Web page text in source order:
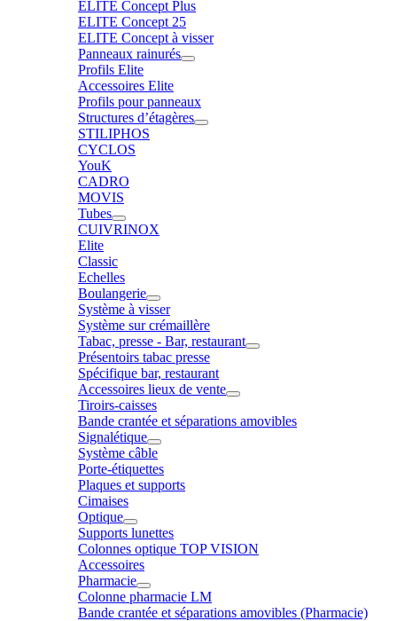
ELITE Concept Plus
ELITE Concept 25
ELITE Concept à visser
Panneaux rainurés
Profils Elite
Accessoires Elite
Profils pour panneaux
Structures d’étagères
STILIPHOS
CYCLOS
YouK
CADRO
MOVIS
Tubes
CUIVRINOX
Elite
Classic
Echelles
Boulangerie
Système à visser
Système sur crémaillère
Tabac, presse - Bar, restaurant
Présentoirs tabac presse
Spécifique bar, restaurant
Accessoires lieux de vente
Tiroirs-caisses
Bande crantée et séparations amovibles
Signalétique
Système câble
Porte-étiquettes
Plaques et supports
Cimaises
Optique
Supports lunettes
Colonnes optique TOP VISION
Accessoires
Pharmacie
Colonne pharmacie LM
Bande crantée et séparations amovibles (Pharmacie)